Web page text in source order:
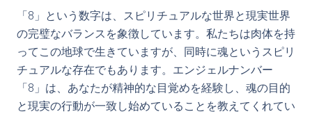
「8」という数字は、スピリチュアルな世界と現実世界
の完璧なバランスを象徴しています。私たちは肉体を持
ってこの地球で生きていますが、同時に魂というスピリ
チュアルな存在でもあります。エンジェルナンバー
「8」は、あなたが精神的な目覚めを経験し、魂の目的
と現実の行動が一致し始めていることを教えてくれてい